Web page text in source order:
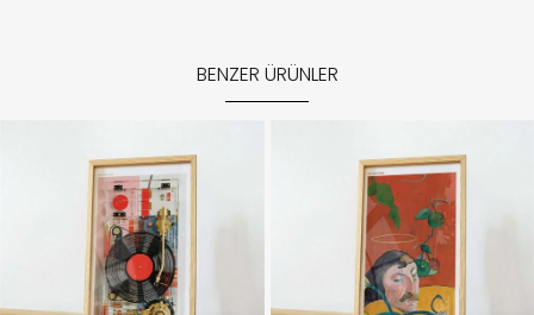
BENZER ÜRÜNLER